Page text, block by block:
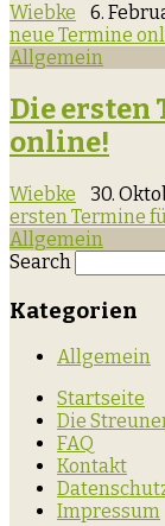
Wiebke 6.
neue Termine
Allgemein
Die ersten
online!
Wiebke 30.
ersten Termine
Allgemein
Search
Kategorien
Allgemein
Startseite
Die
FAQ
Kontakt
Impressum